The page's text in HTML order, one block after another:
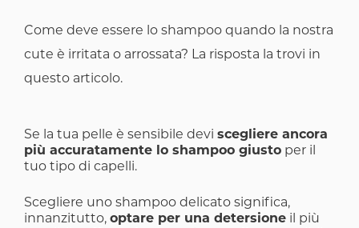
Come deve essere lo shampoo quando la nostra
cute è irritata o arrossata? La risposta la trovi in
questo articolo.
Se la tua pelle è sensibile devi scegliere ancora
più accuratamente lo shampoo giusto per il
tuo tipo di capelli.
Scegliere uno shampoo delicato significa,
innanzitutto, optare per una detersione il più